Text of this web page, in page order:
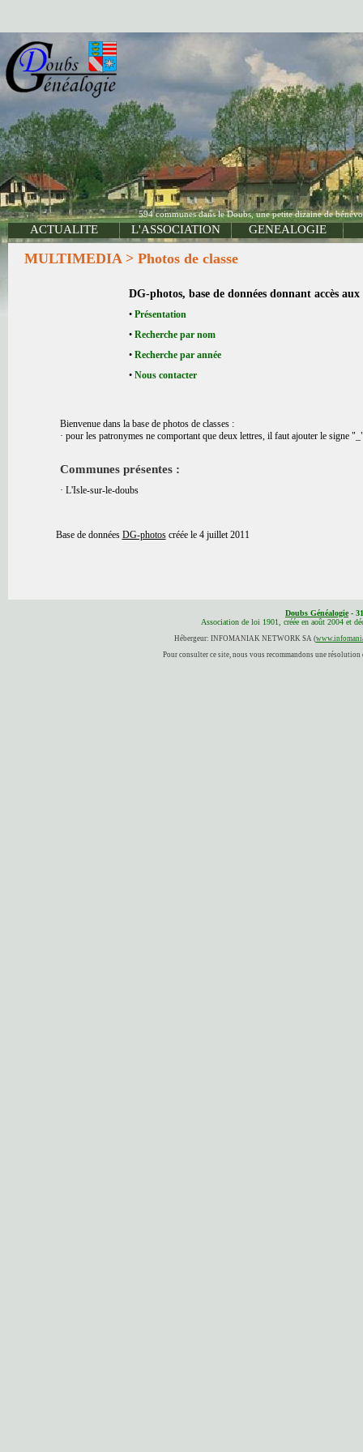
594 communes dans le Doubs, une petite dizaine de
ACTUALITE L'ASSOCIATION GENEALOGIE
MULTIMEDIA > Photos de classe
DG-photos, base de données donnant accès aux
• Présentation
• Recherche par nom
• Recherche par année
• Nous contacter
Bienvenue dans la base de photos de classes :
· pour les patronymes ne comportant que deux lettres, il faut ajouter le signe
Communes présentes :
· L'Isle-sur-le-doubs
Base de données DG-photoscréée le 4 juillet 2011
Doubs Généalogie-
Association de loi 1901, créée en août 2004 et
Hébergeur: INFOMANIAK NETWORK SA (
Pour consulter ce site, nous vous recommandons une